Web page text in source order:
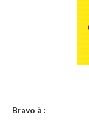
Bravo à :